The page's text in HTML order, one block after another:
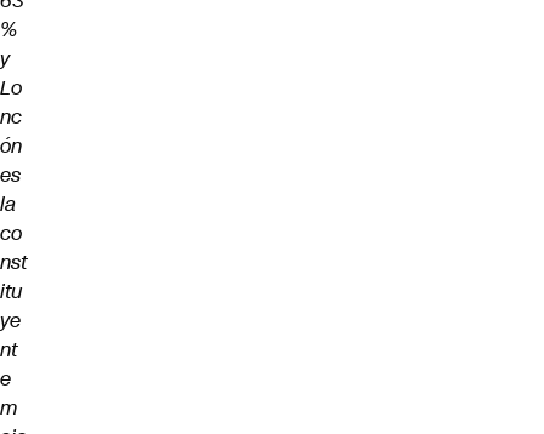
%
y
Lo
nc
ón
es
la
co
nst
itu
ye
nt
e
m